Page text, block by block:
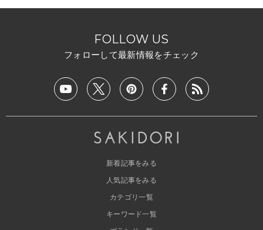
FOLLOW US
フォローして最新情報をチェック
新着記事をみる
人気記事をみる
カテゴリ一覧
キーワード一覧